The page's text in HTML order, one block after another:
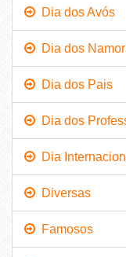
Dia dos Avós
Dia dos
Dia dos Pais
Dia dos
Dia
Diversas
Famosos